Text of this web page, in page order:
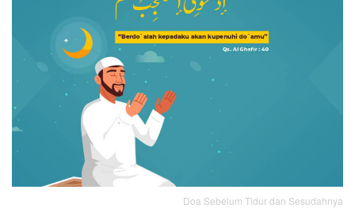
Doa Sebelum Tidur dan Sesudahnya